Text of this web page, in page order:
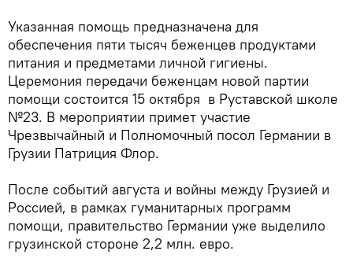
Указанная помощь предназначена для
обеспечения пяти тысяч беженцев продуктами
питания и предметами личной гигиены.
Церемония передачи беженцам новой партии
помощи состоится 15 октября в Руставской школе
№23. В мероприятии примет участие
Чрезвычайный и Полномочный посол Германии в
Грузии Патриция Флор.
После событий августа и войны между Грузией и
Россией, в рамках гуманитарных программ
помощи, правительство Германии уже выделило
грузинской стороне 2,2 млн. евро.